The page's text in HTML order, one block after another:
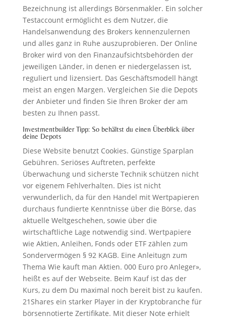
Bezeichnung ist allerdings Börsenmakler. Ein solcher
Testaccount ermöglicht es dem Nutzer, die
Handelsanwendung des Brokers kennenzulernen
und alles ganz in Ruhe auszuprobieren. Der Online
Broker wird von den Finanzaufsichtsbehörden der
jeweiligen Länder, in denen er niedergelassen ist,
reguliert und lizensiert. Das Geschäftsmodell hängt
meist an engen Margen. Vergleichen Sie die Depots
der Anbieter und finden Sie Ihren Broker der am
besten zu Ihnen passt.
Investmentbuilder Tipp: So behältst du einen Überblick über
deine Depots
Diese Website benutzt Cookies. Günstige Sparplan
Gebühren. Seriöses Auftreten, perfekte
Überwachung und sicherste Technik schützen nicht
vor eigenem Fehlverhalten. Dies ist nicht
verwunderlich, da für den Handel mit Wertpapieren
durchaus fundierte Kenntnisse über die Börse, das
aktuelle Weltgeschehen, sowie über die
wirtschaftliche Lage notwendig sind. Wertpapiere
wie Aktien, Anleihen, Fonds oder ETF zählen zum
Sondervermögen § 92 KAGB. Eine Anleitugn zum
Thema Wie kauft man Aktien. 000 Euro pro Anleger»,
heißt es auf der Webseite. Beim Kauf ist das der
Kurs, zu dem Du maximal noch bereit bist zu kaufen.
21Shares ein starker Player in der Kryptobranche für
börsennotierte Zertifikate. Mit dieser Note erhielt